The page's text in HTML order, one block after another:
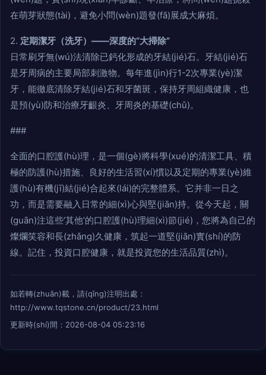
在萌芽狀態(tài)，避免小問(wèn)題發(fā)展成大麻煩。
2. 定期潔牙（洗牙）——深度的“大掃除”
日常刷牙無(wú)法清除已鈣化形成的牙結(jié)石。牙結(jié)石
是牙周病的主要局部刺激物。每年進(jìn)行1-2次專業(yè)潔
牙，能徹底清除牙結(jié)石和牙菌斑，保持牙周組織健康，也
是預(yù)防和治療牙齦炎、牙周炎的基礎(chǔ)。
###
全面的口腔護(hù)理，是一個(gè)將科學(xué)的清潔工具、積
極的防護(hù)措施、良好的生活習(xí)慣以及定期的專業(yè)維
護(hù)有機(jī)結(jié)合起來(lái)的完整體系。它并非一日之
功，而是需要融入日常的細(xì)心與堅(jiān)持。從今天起，關
(guān)注這些‘其他’的口腔護(hù)理細(xì)節(jié)，您將為自己的
燦爛笑容和長(zhǎng)久健康，筑起一道堅(jiān)實(shí)的防
線。記住，投資口腔健康，就是投資您的生活品質(zhì)。
如若轉(zhuǎn)載，請(qǐng)注明出處：
http://www.tqstone.cn/product/23.html
更新時(shí)間：2026-08-04 05:23:16